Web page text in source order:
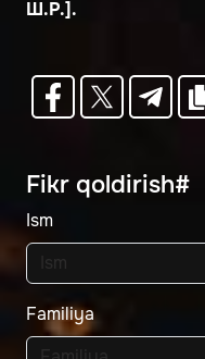
Ш.Р.].
Fikr qoldirish#
Ism
Familiya